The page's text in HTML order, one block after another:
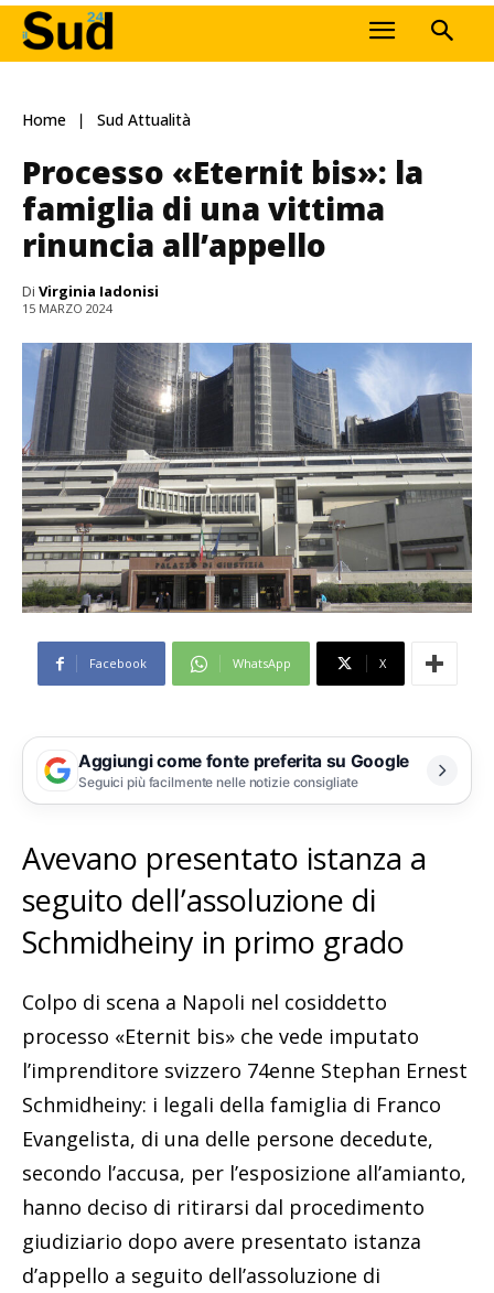
Home Sud Attualità
Processo «Eternit bis»: la
famiglia di una vittima
rinuncia all’appello
Di Virginia Iadonisi
15 MARZO 2024
Facebook WhatsApp X
Aggiungi come fonte preferita su Google
Seguici più facilmente nelle notizie consigliate
Avevano presentato istanza a
seguito dell’assoluzione di
Schmidheiny in primo grado
Colpo di scena a Napoli nel cosiddetto
processo «Eternit bis» che vede imputato
l’imprenditore svizzero 74enne Stephan Ernest
Schmidheiny: i legali della famiglia di Franco
Evangelista, di una delle persone decedute,
secondo l’accusa, per l’esposizione all’amianto,
hanno deciso di ritirarsi dal procedimento
giudiziario dopo avere presentato istanza
d’appello a seguito dell’assoluzione di